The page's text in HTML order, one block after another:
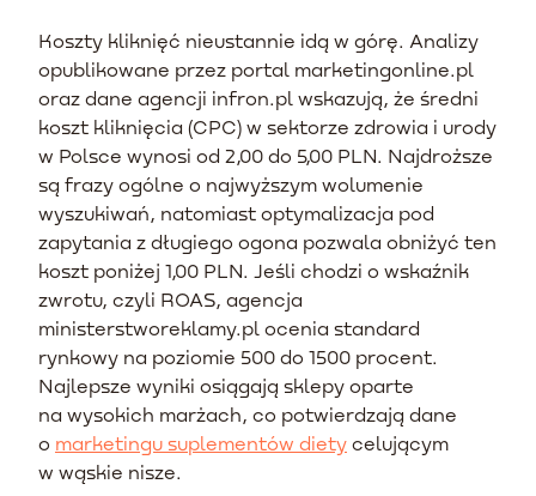
Koszty kliknięć nieustannie idą w górę. Analizy
opublikowane przez portal marketingonline.pl
oraz dane agencji infron.pl wskazują, że średni
koszt kliknięcia (CPC) w sektorze zdrowia i urody
w Polsce wynosi od 2,00 do 5,00 PLN. Najdroższe
są frazy ogólne o najwyższym wolumenie
wyszukiwań, natomiast optymalizacja pod
zapytania z długiego ogona pozwala obniżyć ten
koszt poniżej 1,00 PLN. Jeśli chodzi o wskaźnik
zwrotu, czyli ROAS, agencja
ministerstworeklamy.pl ocenia standard
rynkowy na poziomie 500 do 1500 procent.
Najlepsze wyniki osiągają sklepy oparte
na wysokich marżach, co potwierdzają dane
o marketingu suplementów diety celującym
w wąskie nisze.